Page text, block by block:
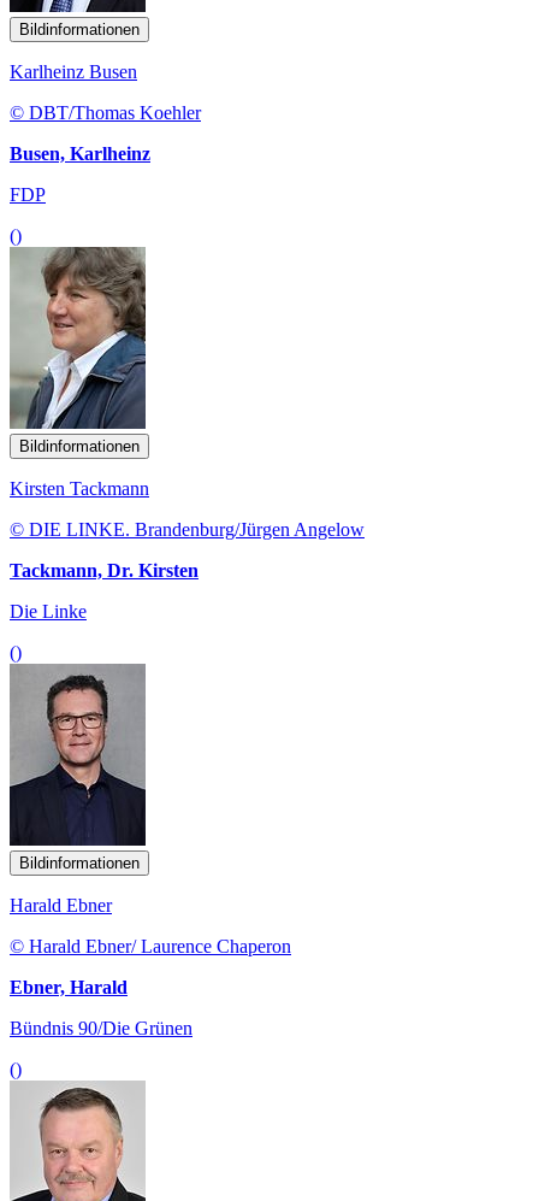
Bildinformationen
Karlheinz Busen
© DBT/Thomas Koehler
Busen, Karlheinz
FDP
()
Bildinformationen
Kirsten Tackmann
© DIE LINKE. Brandenburg/Jürgen Angelow
Tackmann, Dr. Kirsten
Die Linke
()
Bildinformationen
Harald Ebner
© Harald Ebner/ Laurence Chaperon
Ebner, Harald
Bündnis 90/Die Grünen
()